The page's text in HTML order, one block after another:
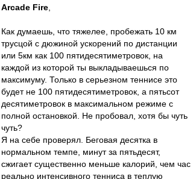
Arcade Fire
Как думаешь, что тяжелее, пробежать 10 км
трусцой с дюжиной ускорений по дистанции
или 5км как 100 пятидесятиметровок, на
каждой из которой ты выкладываешься по
максимуму. Только в серьезном теннисе это
будет не 100 пятидесятиметровок, а пятьсот
десятиметровок в максимальном режиме с
полной остановкой. Не пробовал, хотя бы чуть
чуть?
Я на себе проверял. Беговая десятка в
нормальном темпе, минут за пятьдесят,
сжигает существенно меньше калорий, чем час
реально интенсивного тенниса в теплую